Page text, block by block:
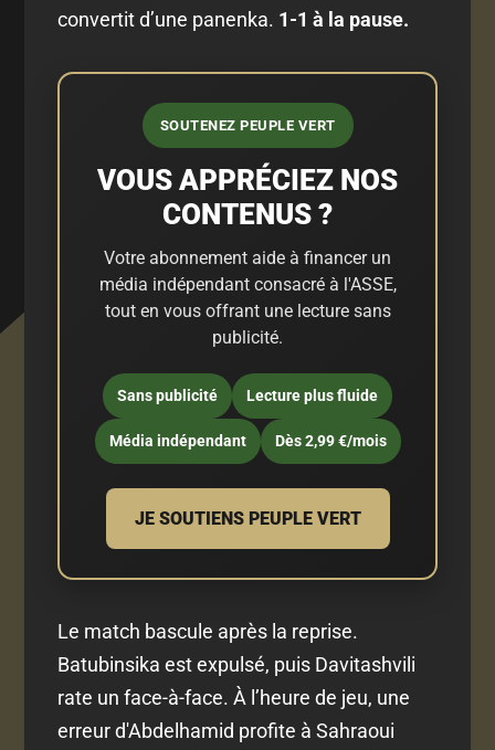
convertit d’une panenka. 1-1 à la pause.
SOUTENEZ PEUPLE VERT
VOUS APPRÉCIEZ NOS
CONTENUS ?
Votre abonnement aide à financer un
média indépendant consacré à l'ASSE,
tout en vous offrant une lecture sans
publicité.
Sans publicité Lecture plus fluide
Média indépendant Dès 2,99 €/mois
JE SOUTIENS PEUPLE VERT
Le match bascule après la reprise.
Batubinsika est expulsé, puis Davitashvili
rate un face-à-face. À l’heure de jeu, une
erreur d'Abdelhamid profite à Sahraoui